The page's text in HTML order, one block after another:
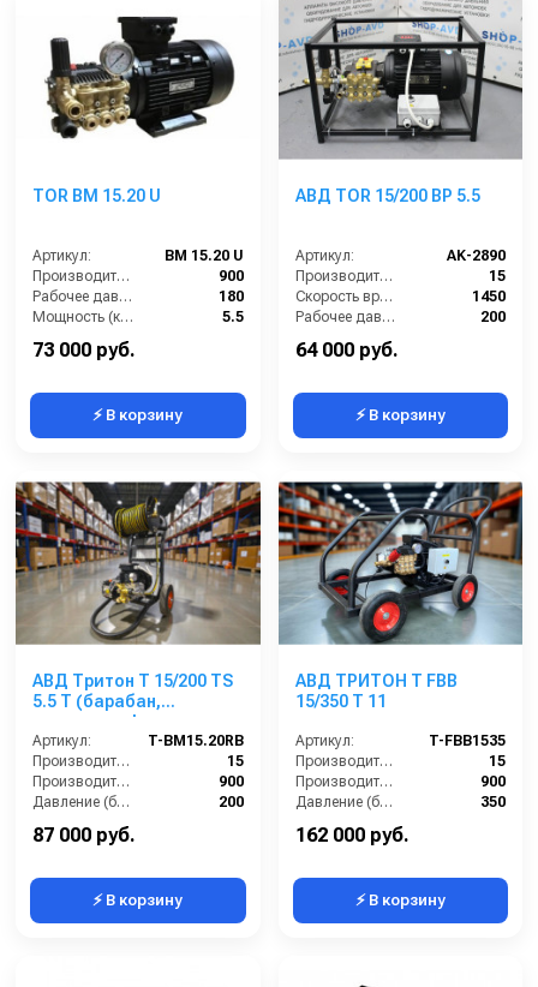
TOR BM 15.20 U
Артикул:
BM 15.20 U
Производительность (л/ч):
900
Рабочее давление (бар):
180
Мощность (кВт):
5.5
73 000 руб.
⚡ В корзину
АВД TOR 15/200 BP 5.5
Артикул:
AK-2890
Производительность (л/мин):
15
Скорость вращения (об/мин):
1450
Рабочее давление (бар):
200
64 000 руб.
⚡ В корзину
АВД Тритон Т 15/200 TS
5.5 Т (барабан,
манометр, фильтр,
электрика с
теплозащитой)
Артикул:
T-BM15.20RB
Производительность (л/мин):
15
Производительность (л/ч):
900
Давление (бар):
200
Напряжение (В):
87 000 руб.
⚡ В корзину
АВД ТРИТОН T FBB
15/350 T 11
Артикул:
T-FBB1535
Производительность (л/мин):
15
Производительность (л/ч):
900
Давление (бар):
350
162 000 руб.
⚡ В корзину